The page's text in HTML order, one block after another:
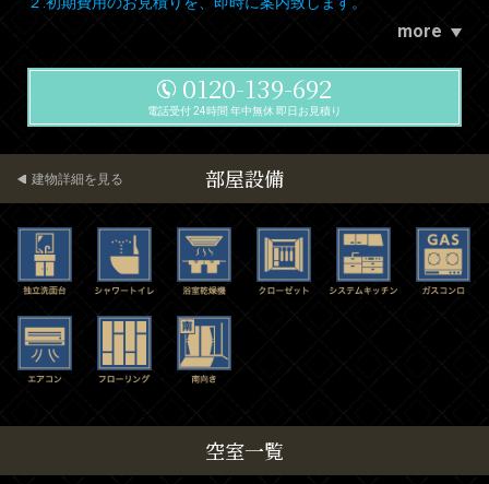
more
0120-139-692
電話受付 24時間 年中無休 即日お見積り
部屋設備
建物詳細を見る
空室一覧